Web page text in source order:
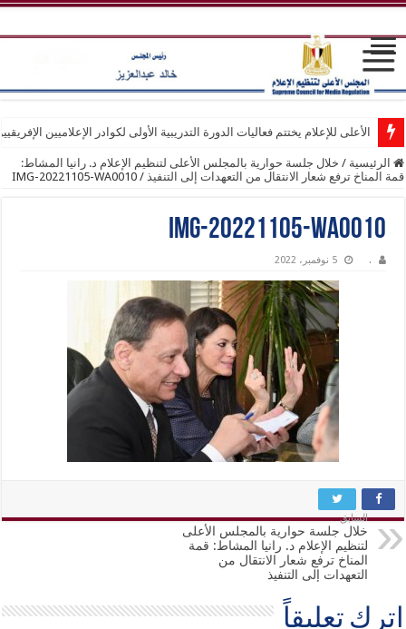
الأعلى للإعلام يختتم فعاليات الدورة التدريبية الأولى لكوادر الإعلاميين
الرئيسية / خلال جلسة حوارية بالمجلس الأعلى لتنظيم الإعلام د. رانيا المشاط:
قمة المناخ ترفع شعار الانتقال من التعهدات إلى التنفيذ /
IMG-20221105-WA0010
IMG-20221105-WA0010
. 5 نوفمبر، 2022
السابق
خلال جلسة حوارية بالمجلس الأعلى
لتنظيم الإعلام د. رانيا المشاط: قمة
المناخ ترفع شعار الانتقال من
التعهدات إلى التنفيذ
اترك تعليقاً